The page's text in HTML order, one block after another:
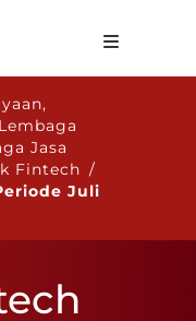
Jasa
Fintech /
Juli